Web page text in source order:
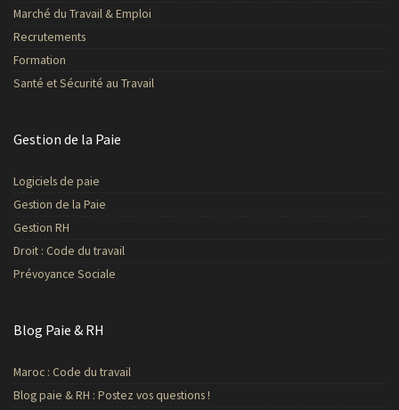
Marché du Travail & Emploi
Recrutements
Formation
Santé et Sécurité au Travail
Gestion de la Paie
Logiciels de paie
Gestion de la Paie
Gestion RH
Droit : Code du travail
Prévoyance Sociale
Blog Paie & RH
Maroc : Code du travail
Blog paie & RH : Postez vos questions !